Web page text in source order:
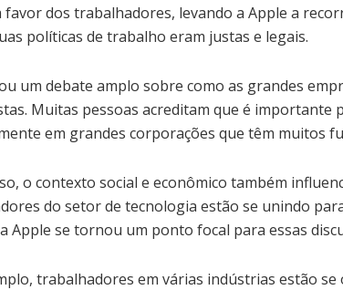
favor dos trabalhadores, levando a Apple a
políticas de trabalho eram justas e legais.
um debate amplo sobre como as grandes
Muitas pessoas acreditam que é
em grandes corporações que têm muitos
o contexto social e econômico também
do setor de tecnologia estão se unindo
Apple se tornou um ponto focal para essas
trabalhadores em várias indústrias estão